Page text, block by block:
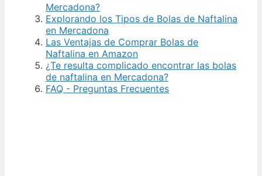
Mercadona?
Explorando los Tipos de Bolas de Naftalina
en Mercadona
Las Ventajas de Comprar Bolas de
Naftalina en Amazon
¿Te resulta complicado encontrar las bolas
de naftalina en Mercadona?
FAQ - Preguntas Frecuentes